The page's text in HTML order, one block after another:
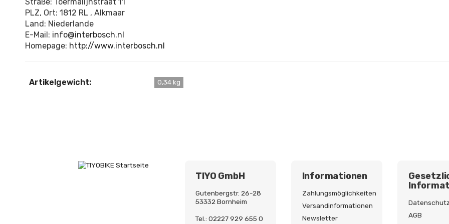
PLZ, Ort: 1812 RL , Alkmaar
Land: Niederlande
E-Mail: info@interbosch.nl
Homepage: http://www.interbosch.nl
Artikelgewicht: 0,34 kg
TIYO GmbH
Gutenbergstr. 26-28
53332 Bornheim
Tel.: 02227 929 655 0
Informationen
Zahlungsmöglichkeiten
Versandinformationen
Newsletter
Datenschutz
AGB